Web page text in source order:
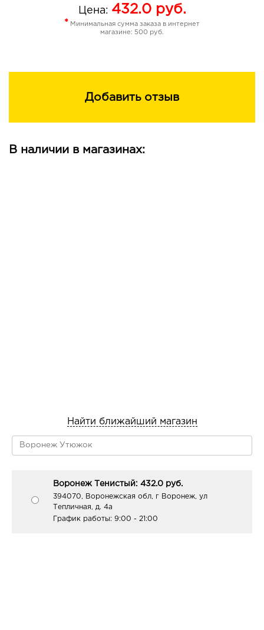
уменьшает трансэпидермальную потерю влаги
обладает противоотечным действием
выравнивает общий тон кожи и возвращает ей
нанесите сыворотку утром и/или вечером на
применять перед нанесением дневного или ночного
Цена: 432.0руб.
* Минимальная сумма заказа в интернет
магазине: 500 руб.
Добавить отзыв
В наличии в магазинах:
Найти ближайший магазин
Воронеж Тенистый: 432.0 руб.
394070, Воронежская обл, г Воронеж, ул
Тепличная, д. 4а
График работы: 9:00 - 21:00